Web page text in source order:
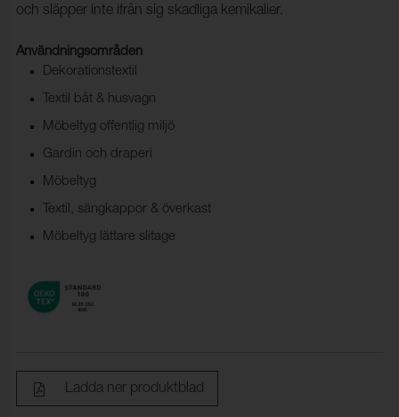
och släpper inte ifrån sig skadliga kemikalier.
Användningsområden
Dekorationstextil
Textil båt & husvagn
Möbeltyg offentlig miljö
Gardin och draperi
Möbeltyg
Textil, sängkappor & överkast
Möbeltyg lättare slitage
Ladda ner produktblad